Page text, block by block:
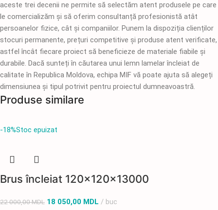
aceste trei decenii ne permite să selectăm atent produsele pe care
le comercializăm și să oferim consultanță profesionistă atât
persoanelor fizice, cât și companiilor. Punem la dispoziția clienților
stocuri permanente, prețuri competitive și produse atent verificate,
astfel încât fiecare proiect să beneficieze de materiale fiabile și
durabile. Dacă sunteți în căutarea unui lemn lamelar încleiat de
calitate în Republica Moldova, echipa MIF vă poate ajuta să alegeți
dimensiunea și tipul potrivit pentru proiectul dumneavoastră.
Produse similare
-18%Stoc epuizat
Brus încleiat 120x120x13000
22 000,00MDL 18 050,00 MDL
buc